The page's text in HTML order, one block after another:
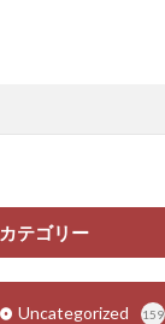
カテゴリー
Uncategorized 159